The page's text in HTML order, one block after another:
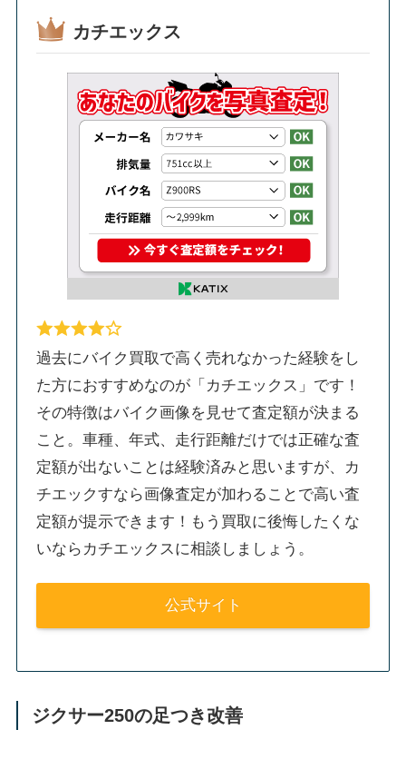
カチエックス
過去にバイク買取で高く売れなかった経験をし
た方におすすめなのが「カチエックス」です！
その特徴はバイク画像を見せて査定額が決まる
こと。車種、年式、走行距離だけでは正確な査
定額が出ないことは経験済みと思いますが、カ
チエックすなら画像査定が加わることで高い査
定額が提示できます！もう買取に後悔したくな
いならカチエックスに相談しましょう。
公式サイト
ジクサー250の足つき改善